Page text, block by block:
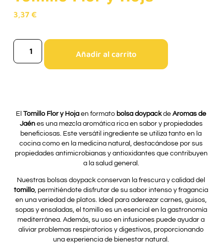
3,37 €
Añadir al carrito
El Tomillo Flor y Hoja en formato bolsa doypackde Aromas de
Jaénes una mezcla aromática rica en sabor y propiedades
beneficiosas. Este versátil ingrediente se utiliza tanto en la
cocina como en la medicina natural, destacándose por sus
propiedades antimicrobianas y antioxidantes que contribuyen
a la salud general.
Nuestras bolsas doypack conservan la frescura y calidad del
tomillo, permitiéndote disfrutar de su sabor intenso y fragancia
en una variedad de platos. Ideal para aderezar carnes, guisos,
sopas y ensaladas, el tomillo es un esencial en la gastronomía
mediterránea. Además, su uso en infusiones puede ayudar a
aliviar problemas respiratorios y digestivos, proporcionando
una experiencia de bienestar natural.